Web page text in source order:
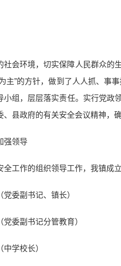
社会环境，切实保障人民群众的
主”的方针，做到了人人抓、事
小组，层层落实责任。实行党政
、县政府的有关安全会议精神，
强领导
全工作的组织领导工作，我镇成
委副书记、镇长）
委副书记分管教育）
学校长）